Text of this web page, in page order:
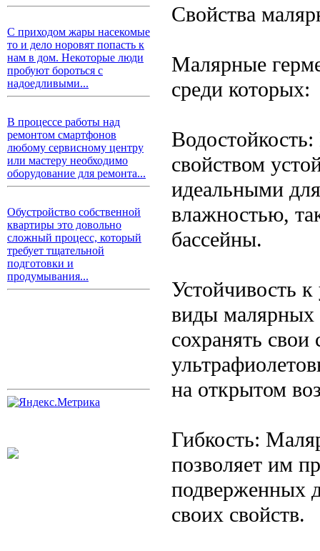
С приходом жары насекомые
то и дело норовят попасть к
нам в дом. Некоторые люди
пробуют бороться с
надоедливыми...
В процессе работы над
ремонтом смартфонов
любому сервисному центру
или мастеру необходимо
оборудование для ремонта...
Обустройство собственной
квартиры это довольно
сложный процесс, который
требует тщательной
подготовки и
продумывания...
Свойства
Малярные
среди которых:
свойством
идеальными
влажностью,
бассейны.
Устойчивость
виды малярных
сохранять свои
на открытом
Гибкость:
позволяет им
подверженных
своих свойств.